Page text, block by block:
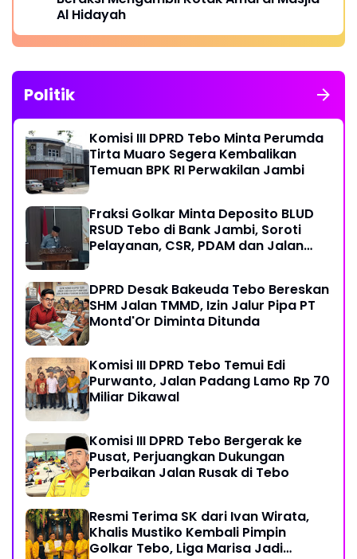
Al Hidayah
Politik
Komisi III DPRD Tebo Minta Perumda
Tirta Muaro Segera Kembalikan
Temuan BPK RI Perwakilan Jambi
Fraksi Golkar Minta Deposito BLUD
RSUD Tebo di Bank Jambi, Soroti
Pelayanan, CSR, PDAM dan Jalan
DPRD Desak Bakeuda Tebo Bereskan
SHM Jalan TMMD, Izin Jalur Pipa PT
Montd'Or Diminta Ditunda
Komisi III DPRD Tebo Temui Edi
Purwanto, Jalan Padang Lamo Rp 70
Miliar Dikawal
Komisi III DPRD Tebo Bergerak ke
Pusat, Perjuangkan Dukungan
Perbaikan Jalan Rusak di Tebo
Resmi Terima SK dari Ivan Wirata,
Khalis Mustiko Kembali Pimpin
Golkar Tebo, Liga Marisa Jadi